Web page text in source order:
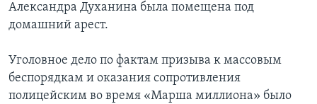
Александра Духанина была помещена под
домашний арест.
Уголовное дело по фактам призыва к массовым
беспорядкам и оказания сопротивления
полицейским во время «Марша миллиона» было